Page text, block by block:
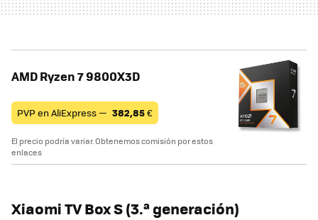
AMD Ryzen 7 9800X3D
PVP en AliExpress — 382,85€
El precio podría variar. Obtenemos comisión por estos
enlaces
Xiaomi TV Box S (3.ª generación)